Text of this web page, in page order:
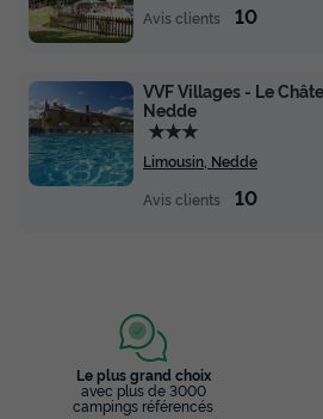
Avis clients
10
VVF Villages - Le
Nedde
★★★
Limousin, Nedde
Avis clients
10
Le plus grand choix
avec plus de 3000
campings référencés